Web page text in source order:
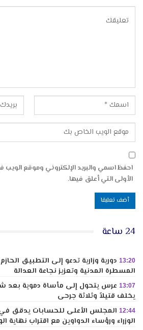
احفظ اسمي والبريد الإلكتروني وموقع الويب
الأولى التي أعلق فيها.
24 ساعة
13:20 دورية وزارية تدعو إلى التطبيق
المسطرة المدنية وتعزيز نجاعة العدالة
13:07 عرس يتحول إلى مأساة دموية بعد
يخلف قتيلاً وثلاثة جرحى
12:44 المجلس الأعلى للحسابات يدقق
الوزراء ورؤساء الدواوين مع اقتراب نهاية